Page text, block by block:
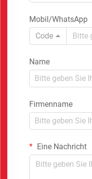
Mobil/WhatsApp
Code
Name
Firmenname
Eine Nachricht